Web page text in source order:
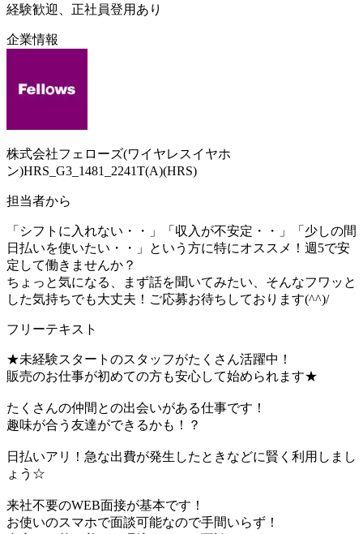
経験歓迎、正社員登用あり
企業情報
株式会社フェローズ(ワイヤレスイヤホ
ン)HRS_G3_1481_2241T(A)(HRS)
担当者から
「シフトに入れない・・」「収入が不安定・・」「少しの間
日払いを使いたい・・」という方に特にオススメ！週5で安
定して働きませんか？
ちょっと気になる、まず話を聞いてみたい、そんなフワッと
した気持ちでも大丈夫！ご応募お待ちしております(^^)/
フリーテキスト
★未経験スタートのスタッフがたくさん活躍中！
販売のお仕事が初めての方も安心して始められます★
たくさんの仲間との出会いがある仕事です！
趣味が合う友達ができるかも！？
日払いアリ！急な出費が発生したときなどに賢く利用しまし
ょう☆
来社不要のWEB面接が基本です！
お使いのスマホで面談可能なので手間いらず！